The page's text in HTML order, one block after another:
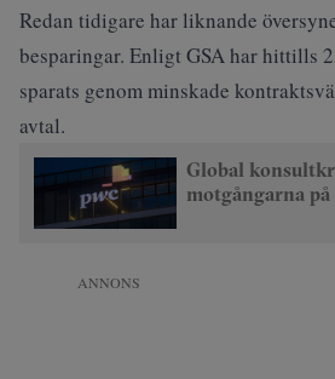
Redan tidigare har liknande
besparingar. Enligt GSA har hittills
sparats genom minskade
avtal.
Global
motgångarna
ANNONS